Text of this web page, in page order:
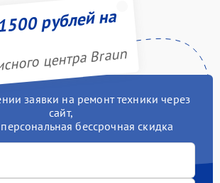
рублей на
центра Braun
заявки на ремонт техники через
сайт,
персональная бессрочная скидка